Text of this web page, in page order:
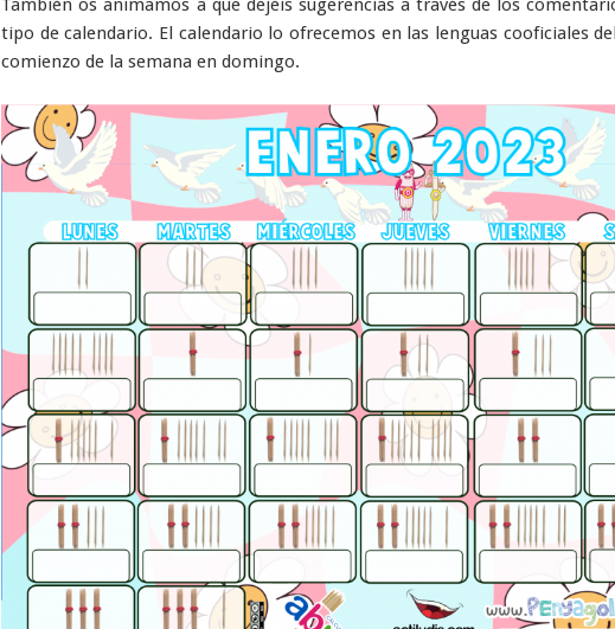
También os animamos a que dejéis sugerencias a través de los
tipo de calendario. El calendario lo ofrecemos en las lenguas cooficiales
comienzo de la semana en domingo.